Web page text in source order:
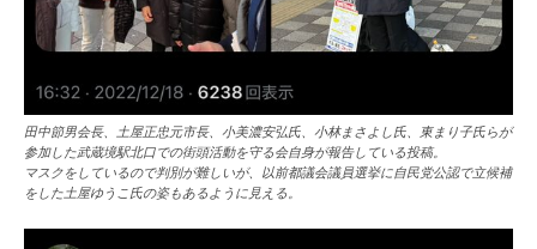
田中節男会長、土屋正忠元市長、小美濃安弘氏、小林まさよし氏、東まり子氏らが
参加した武蔵境駅北口での街頭活動を守る会自身が報告している投稿。
マスクをしているので判別が難しいが、以前都議会議員選挙に自民党公認で立候補
をした土屋ゆうこ氏の姿もあるように見える。